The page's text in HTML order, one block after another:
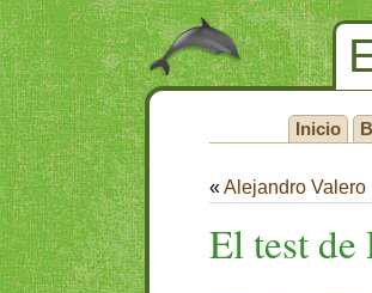
Inicio
«Alejandro Valero
El test de